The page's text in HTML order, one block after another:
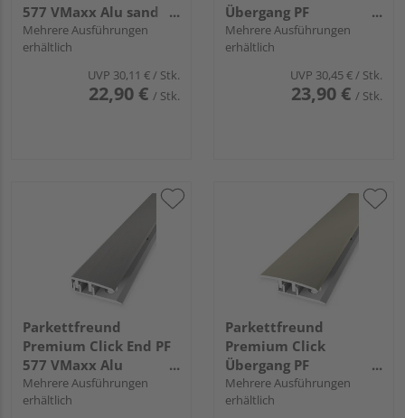
577 VMaxx Alu sand
eloxiert
Mehrere Ausführungen
erhältlich
UVP 30,11 € / Stk.
22,90 € / Stk.
Übergang PF
578VMaxx Alu silber
eloxiert
Mehrere Ausführungen
erhältlich
UVP 30,45 € / Stk.
23,90 € / Stk.
Parkettfreund
Premium Click End PF
577 VMaxx Alu
edelstahl eloxiert fein
geschliffen
Mehrere Ausführungen
erhältlich
Parkettfreund
Premium Click
Übergang PF
578VMaxx Alu sand
eloxiert
Mehrere Ausführungen
erhältlich